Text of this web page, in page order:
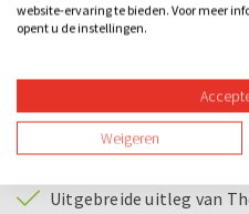
leren kennen. Zet je het spel
wij vragen en opdrachten
Ook is het mogelijk om het
verwerken in het spel zodat
Bij dit uitje inbegrepen
Uitgebreide uitleg van
website-ervaring te bieden. Voor meer
opent u de instellingen.
Weigeren